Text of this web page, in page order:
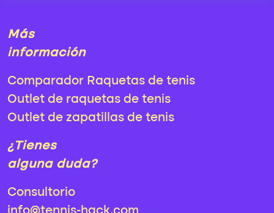
Más
información
Comparador Raquetas de tenis
Outlet de raquetas de tenis
Outlet de zapatillas de tenis
¿Tienes
alguna duda?
Consultorio